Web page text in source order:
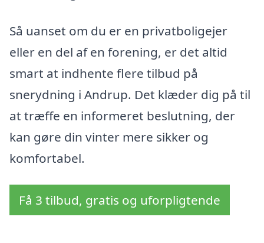
Så uanset om du er en privatboligejer
eller en del af en forening, er det altid
smart at indhente flere tilbud på
snerydning i Andrup. Det klæder dig på til
at træffe en informeret beslutning, der
kan gøre din vinter mere sikker og
komfortabel.
Få 3 tilbud, gratis og uforpligtende